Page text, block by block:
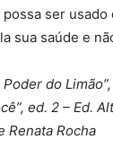
ser
sua saúde e
do
ed. 2 – Ed.
Renata Rocha